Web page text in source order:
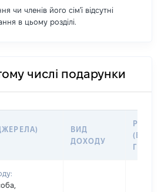
чи членів його сім'ї відсутні
в цьому розділі.
числі подарунки
ВИД
ДОХОДУ
ГРН